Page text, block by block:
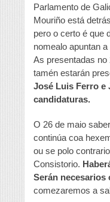
Parlamento de
Mouriño está
pero o certo é que
nomealo apuntan
As presentadas
tamén estarán
José Luis Ferro e
candidaturas.
O 26 de maio
continúa coa
ou se polo
Consistorio.
Serán necesarios
comezaremos a